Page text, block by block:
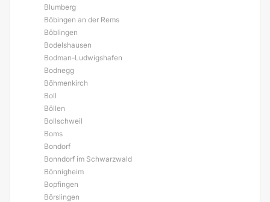
Blumberg
Böbingen an der Rems
Böblingen
Bodelshausen
Bodman-Ludwigshafen
Bodnegg
Böhmenkirch
Boll
Böllen
Bollschweil
Boms
Bondorf
Bonndorf im Schwarzwald
Bönnigheim
Bopfingen
Börslingen